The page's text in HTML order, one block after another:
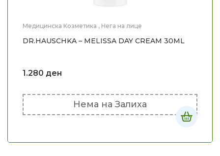
Медицинска Козметика , Нега на лице
DR.HAUSCHKA – MELISSA DAY CREAM 30ML
1.280 ден
Нема на Залиха